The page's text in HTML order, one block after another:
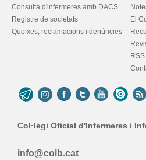
Consulta d'infermeres amb DACS
Registre de societats
Queixes, reclamacions i denúncies
El
RSS
Col·legi Oficial d'Infermeres i
info@coib.cat